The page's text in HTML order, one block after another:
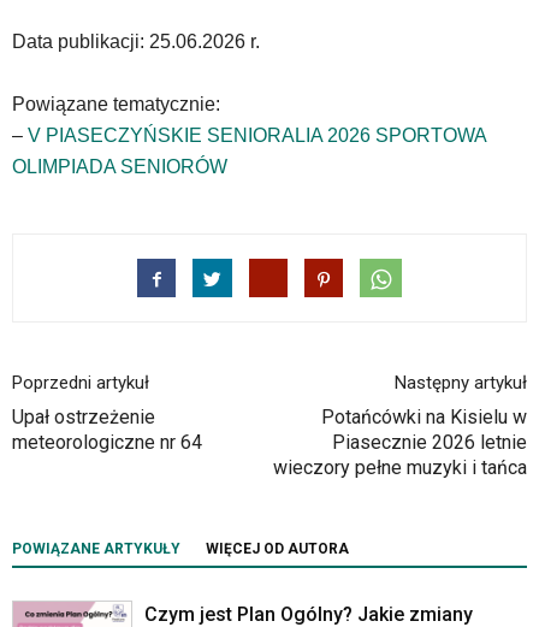
lub
im
skrótów
klawiaturowych
skróty
klawiaturowe
przyjęte
Data publikacji: 25.06.2026 r.
Powiązane tematycznie:
– V PIASECZYŃSKIE SENIORALIA 2026 SPORTOWA
OLIMPIADA SENIORÓW
Poprzedni artykuł
Upał ostrzeżenie
meteorologiczne nr 64
Następny artykuł
Potańcówki na Kisielu w
Piasecznie 2026 letnie
wieczory pełne muzyki i tańca
POWIĄZANE ARTYKUŁY WIĘCEJ OD AUTORA
Czym jest Plan Ogólny? Jakie zmiany